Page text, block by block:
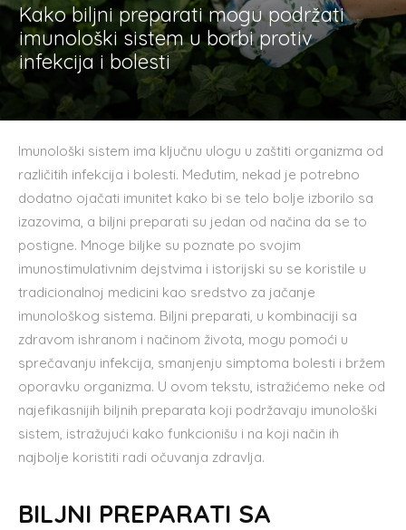
Kako biljni preparati mogu podržati
imunološki sistem u borbi protiv
infekcija i bolesti
Imunološki sistem ima ključnu ulogu u zaštiti organizma od
različitih infekcija i bolesti. Međutim, nekad je potrebno
dodatno ojačati imunitet kako bi se telo bolje izborilo sa
izazovima, a biljni preparati su jedan od načina da se to
postigne. Mnoge biljke su poznate po svojim
imunostimulativnim dejstvima i istorijski su se koristile u
tradicionalnoj medicini kao sredstvo za jačanje
imunološkog sistema. Biljni preparati, u kombinaciji sa
zdravom ishranom i načinom života, mogu pomoći u
sprečavanju infekcija, smanjenju simptoma bolesti i bržem
oporavku organizma. U ovom tekstu, istražićemo neke od
najefikasnijih biljnih preparata koji podržavaju imunološki
sistem, istražujući kako funkcionišu i na koji način ih
najbolje koristiti radi očuvanja zdravlja.
BILJNI PREPARATI SA